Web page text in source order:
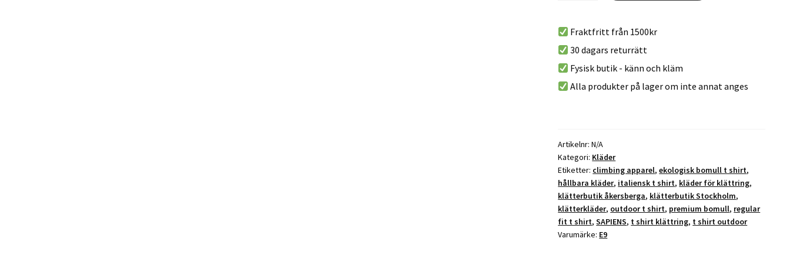
shirt
från
E9
mängd
t
e
r
n
v
e
:
Fraktfritt från 1500kr
30 dagars returrätt
Fysisk butik - känn och kläm
Alla produkter på lager om inte annat anges
Artikelnr:N/A
Kategori: Kläder
Etiketter: climbing apparel,ekologisk bomull t shirt,
hållbara kläder, italiensk t shirt, kläder för klättring,
klätterbutik åkersberga, klätterbutik Stockholm,
klätterkläder, outdoor t shirt, premium bomull, regular
fit t shirt,SAPIENS, t shirt klättring, t shirt outdoor
Varumärke: E9